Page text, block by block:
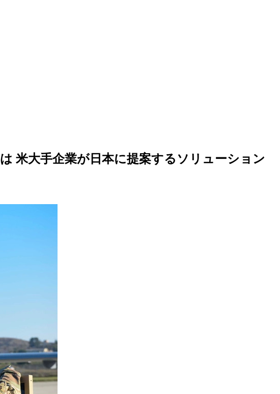
米大手企業が日本に提案するソリューション